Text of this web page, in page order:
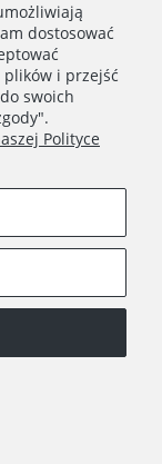
byShoper.
dostosować
i przejść
swoich
Polityce